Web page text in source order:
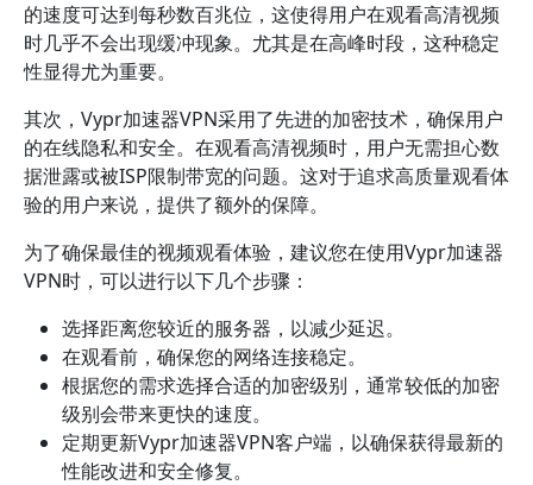
的速度可达到每秒数百兆位，这使得用户在观看高清视频
时几乎不会出现缓冲现象。尤其是在高峰时段，这种稳定
性显得尤为重要。
其次，Vypr加速器VPN采用了先进的加密技术，确保用户
的在线隐私和安全。在观看高清视频时，用户无需担心数
据泄露或被ISP限制带宽的问题。这对于追求高质量观看体
验的用户来说，提供了额外的保障。
为了确保最佳的视频观看体验，建议您在使用Vypr加速器
VPN时，可以进行以下几个步骤：
选择距离您较近的服务器，以减少延迟。
在观看前，确保您的网络连接稳定。
根据您的需求选择合适的加密级别，通常较低的加密
级别会带来更快的速度。
定期更新Vypr加速器VPN客户端，以确保获得最新的
性能改进和安全修复。